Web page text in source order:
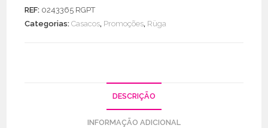
Pied-
REF: 0243365 RGPT
Categorias:Casacos, Promoções, Rüga
DESCRIÇÃO
INFORMAÇÃO ADICIONAL